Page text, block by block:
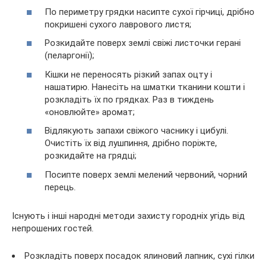
По периметру грядки насипте сухої гірчиці, дрібно
покришені сухого лаврового листя;
Розкидайте поверх землі свіжі листочки герані
(пеларгонії);
Кішки не переносять різкий запах оцту і
нашатирю. Нанесіть на шматки тканини кошти і
розкладіть їх по грядках. Раз в тиждень
«оновлюйте» аромат;
Відлякують запахи свіжого часнику і цибулі.
Очистіть їх від лушпиння, дрібно поріжте,
розкидайте на грядці;
Посипте поверх землі мелений червоний, чорний
перець.
Існують і інші народні методи захисту городніх угідь від
непрошених гостей.
Розкладіть поверх посадок ялиновий лапник, сухі гілки